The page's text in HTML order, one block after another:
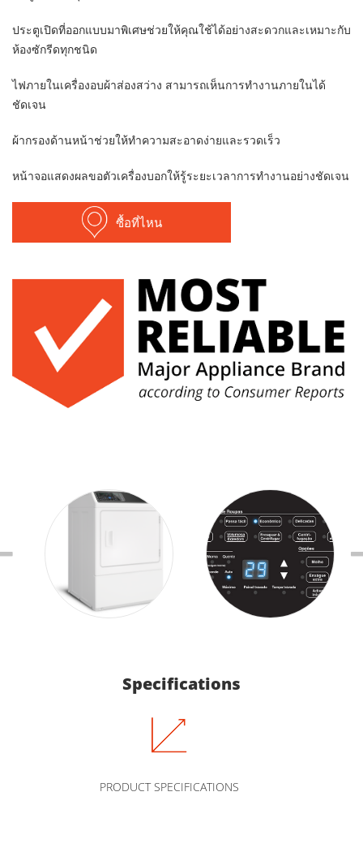
ประตูเปิดที่ออกแบบมาพิเศษช่วยให้คุณใช้ได้อย่างสะดวกและเหมาะกับ
ห้องซักรีดทุกชนิด
ไฟภายในเครื่องอบผ้าส่องสว่าง สามารถเห็นการทำงานภายในได้
ชัดเจน
ผ้ากรองด้านหน้าช่วยให้ทำความสะอาดง่ายและรวดเร็ว
หน้าจอแสดงผลขอตัวเครื่องบอกให้รู้ระยะเวลาการทำงานอย่างชัดเจน
ซื้อที่ไหน
Specifications
PRODUCT SPECIFICATIONS